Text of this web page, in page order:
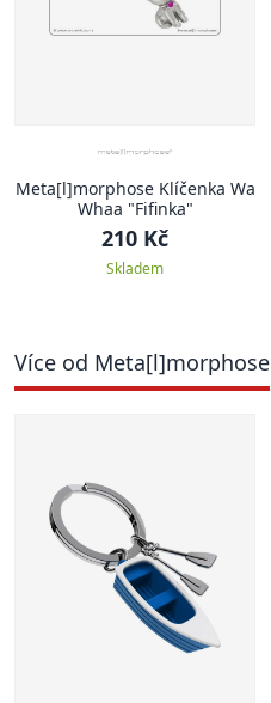
Meta[l]morphose Klíčenka Wa
Whaa "Fifinka"
210 Kč
Skladem
Více od Meta[l]morphose